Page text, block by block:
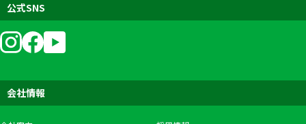
公式SNS
会社情報